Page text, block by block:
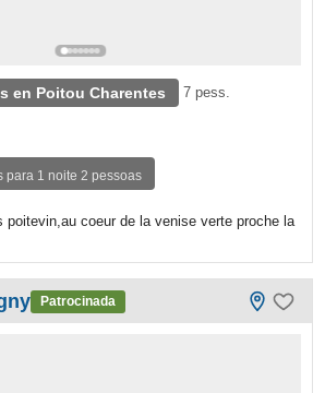
en Poitou Charentes 7 pess.
para 1 noite 2 pessoas
poitevin,au coeur de la venise verte proche la
Patrocinada